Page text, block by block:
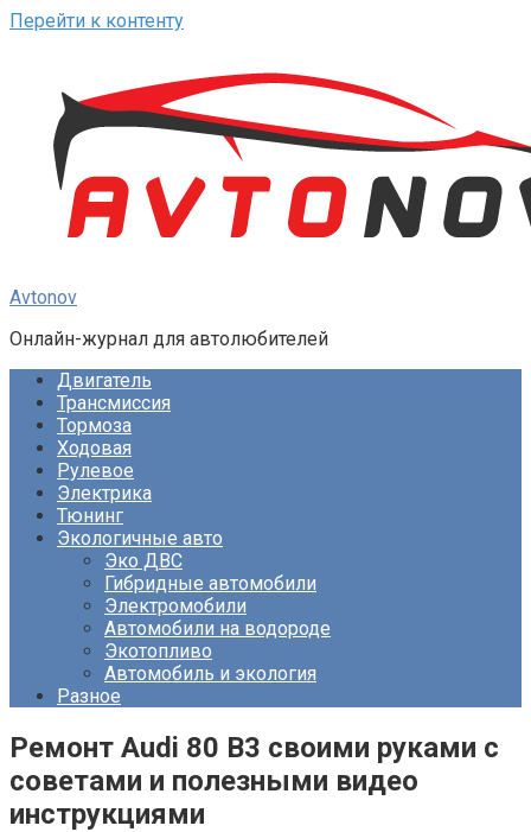
Перейти к контенту
Avtonov
Онлайн-журнал для автолюбителей
Двигатель
Трансмиссия
Тормоза
Ходовая
Рулевое
Электрика
Тюнинг
Экологичные авто
Эко ДВС
Гибридные автомобили
Электромобили
Автомобили на водороде
Экотопливо
Автомобиль и экология
Разное
Ремонт Audi 80 B3 своими руками с
советами и полезными видео
инструкциями